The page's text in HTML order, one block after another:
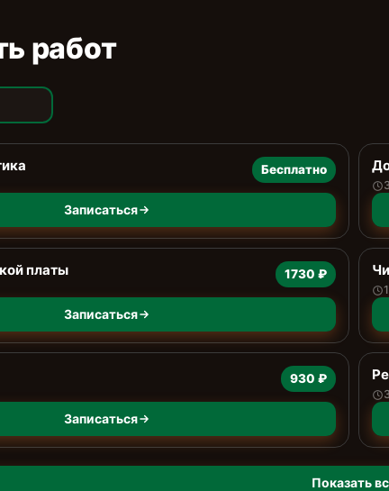
работ
Бесплатно
Записаться
платы 1730 ₽
Записаться
930 ₽
Записаться
Показать